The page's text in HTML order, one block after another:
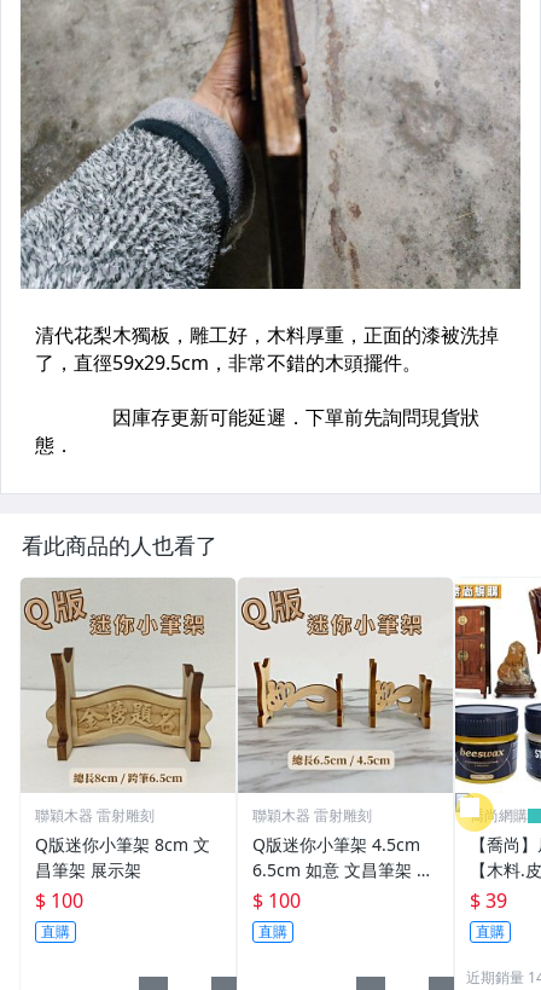
看此商品的人也看了
聯穎木器 雷射雕刻
Q版迷你小筆架 8cm 文
昌筆架 展示架
$ 100
直購
聯穎木器 雷射雕刻
Q版迷你小筆架 4.5cm
6.5cm 如意 文昌筆架 展
示架
$ 100
直購
喬尚網購
【喬尚
【木料.
護木油
家具 大
雕 玉雕
$ 39
直購
近期銷量